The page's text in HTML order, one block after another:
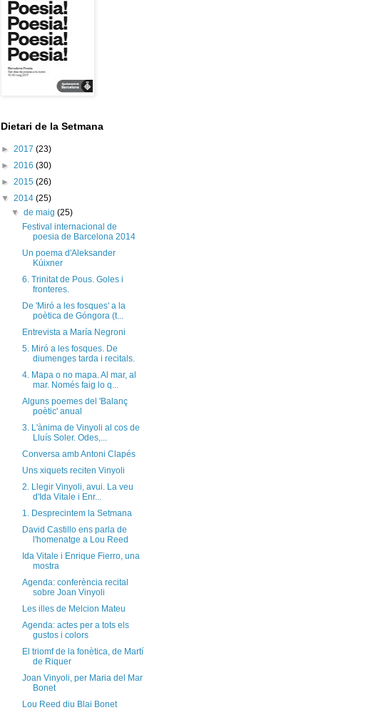
Dietari de la Setmana
► 2017 (23)
► 2016 (30)
► 2015 (26)
▼ 2014 (25)
▼de maig(25)
Festival internacional de
poesia de Barcelona 2014
Un poema d'Aleksander
Kúixner
6. Trinitat de Pous. Goles i
fronteres.
De 'Miró a les fosques' a la
poètica de Góngora (t...
Entrevista a María Negroni
5. Miró a les fosques. De
diumenges tarda i recitals.
4. Mapa o no mapa. Al mar, al
mar. Només faig lo q...
Alguns poemes del 'Balanç
poètic' anual
3. L'ànima de Vinyoli al cos de
Lluís Soler. Odes,...
Conversa amb Antoni Clapés
Uns xiquets reciten Vinyoli
2. Llegir Vinyoli, avui. La veu
d'Ida Vitale i Enr...
1. Desprecintem la Setmana
David Castillo ens parla de
l'homenatge a Lou Reed
Ida Vitale i Enrique Fierro, una
mostra
Agenda: conferència recital
sobre Joan Vinyoli
Les illes de Melcion Mateu
Agenda: actes per a tots els
gustos i colors
El triomf de la fonètica, de Martí
de Riquer
Joan Vinyoli, per Maria del Mar
Bonet
Lou Reed diu Blai Bonet